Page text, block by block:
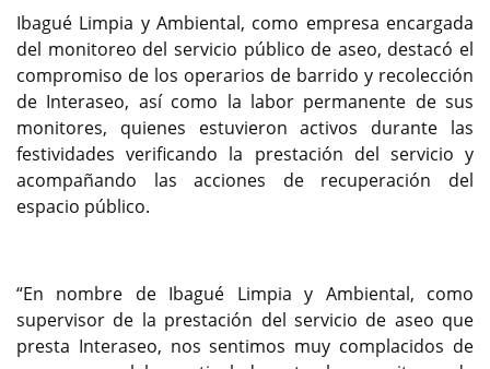
Ibagué Limpia y Ambiental, como empresa encargada
del monitoreo del servicio público de aseo, destacó el
compromiso de los operarios de barrido y recolección
de Interaseo, así como la labor permanente de sus
monitores, quienes estuvieron activos durante las
festividades verificando la prestación del servicio y
acompañando las acciones de recuperación del
espacio público.
“En nombre de Ibagué Limpia y Ambiental, como
supervisor de la prestación del servicio de aseo que
presta Interaseo, nos sentimos muy complacidos de